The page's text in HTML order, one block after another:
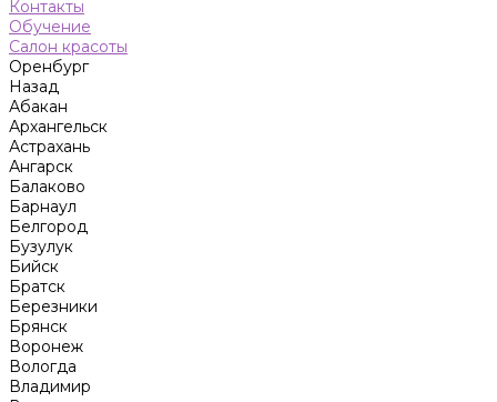
Контакты
Обучение
Салон красоты
Оренбург
Назад
Абакан
Архангельск
Астрахань
Ангарск
Балаково
Барнаул
Белгород
Бузулук
Бийск
Братск
Березники
Брянск
Воронеж
Вологда
Владимир